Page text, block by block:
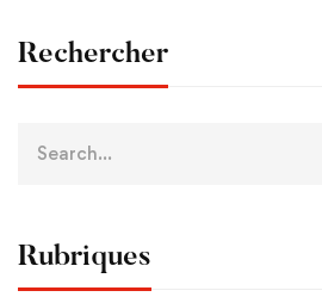
Rechercher
Rubriques